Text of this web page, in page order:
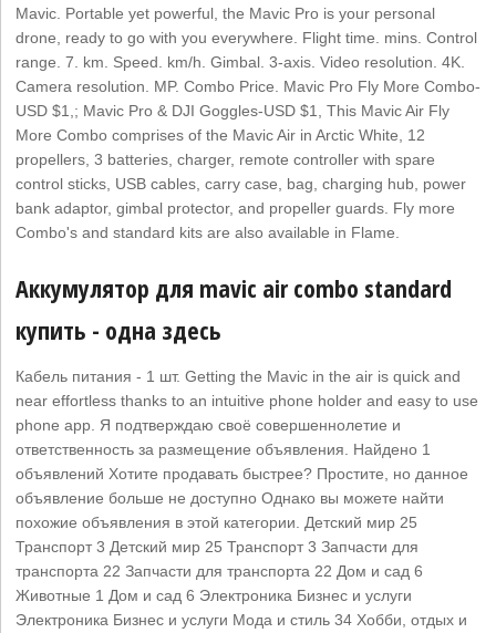
Mavic. Portable yet powerful, the Mavic Pro is your personal
drone, ready to go with you everywhere. Flight time. mins. Control
range. 7. km. Speed. km/h. Gimbal. 3-axis. Video resolution. 4K.
Camera resolution. MP. Combo Price. Mavic Pro Fly More Combo-
USD $1,; Mavic Pro & DJI Goggles-USD $1, This Mavic Air Fly
More Combo comprises of the Mavic Air in Arctic White, 12
propellers, 3 batteries, charger, remote controller with spare
control sticks, USB cables, carry case, bag, charging hub, power
bank adaptor, gimbal protector, and propeller guards. Fly more
Combo's and standard kits are also available in Flame.
Аккумулятор для mavic air combo standard
купить - одна здесь
Кабель питания - 1 шт. Getting the Mavic in the air is quick and
near effortless thanks to an intuitive phone holder and easy to use
phone app. Я подтверждаю своё совершеннолетие и
ответственность за размещение объявления. Найдено 1
объявлений Хотите продавать быстрее? Простите, но данное
объявление больше не доступно Однако вы можете найти
похожие объявления в этой категории. Детский мир 25
Транспорт 3 Детский мир 25 Транспорт 3 Запчасти для
транспорта 22 Запчасти для транспорта 22 Дом и сад 6
Животные 1 Дом и сад 6 Электроника Бизнес и услуги
Электроника Бизнес и услуги Мода и стиль 34 Хобби, отдых и